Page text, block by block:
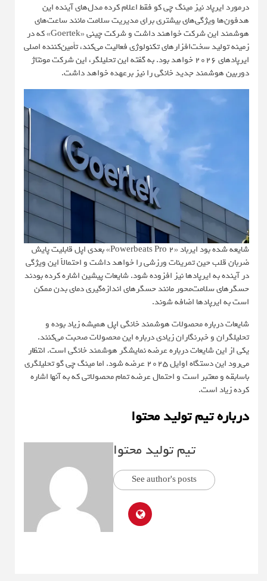
درمورد ایرپاد نیز مینگ چی کو فقط اعلام کرده مدل‌های آینده این
هدفون‌ها ویژگی‌های بیشتری برای مدیریت سلامت مانند ساعت‌های
هوشمند این شرکت خواهند داشت و شرکت چینی «Goertek» که در
زمینه تولید سخت‌افزار‌های تکنولوژی فعالیت می‌کند، تأمین‌کننده اصلی
ایرپادهای ۲۰۲۶ خواهد بود. به گفته این تحلیلگر، این شرکت مونتاژ
دوربین هوشمند جدید خانگی را نیز برعهده خواهد داشت.
شایعه شده بود ایرباد «Powerbeats Pro 2» بعدی اپل قابلیت پایش
ضربان قلب حین تمرینات ورزشی را خواهد داشت و احتمالاً این ویژگی
در آینده به ایرپادها نیز افزوده شود. شایعات پیشین اشاره کرده بودند
حسگرهای سلامت‌محور مانند حسگرهای اندازه‌گیری دمای بدن ممکن
است به ایرپادها اضافه شوند.
شایعات درباره محصولات هوشمند خانگی اپل همیشه زیاد بوده و
تحلیلگران و خبرنگاران زیادی درباره این محصولات صحبت می‌کنند.
یکی از این شایعات درباره عرضه نمایشگر هوشمند خانگی است. انتظار
می‌رود این دستگاه اوایل ۲۰۲۵ عرضه شود. اما مینگ چی گو تحلیلگری
با‌سابقه و معتبر است و احتمال عرضه تمام محصولاتی که به آنها اشاره
کرده زیاد است.
درباره تیم تولید محتوا
تیم تولید محتوا
See author's posts